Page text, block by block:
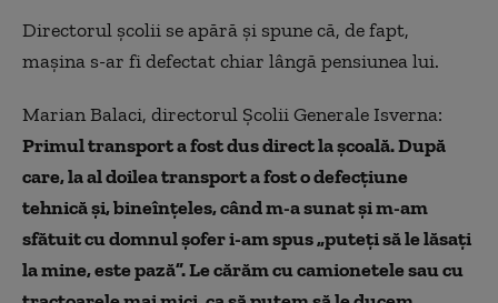
Directorul școlii se apără și spune că, de fapt,
mașina s-ar fi defectat chiar lângă pensiunea lui.
Marian Balaci, directorul Școlii Generale Isverna:
Primul transport a fost dus direct la școală. După
care, la al doilea transport a fost o defecțiune
tehnică și, bineînțeles, când m-a sunat și m-am
sfătuit cu domnul șofer i-am spus „puteți să le lăsați
la mine, este pază”. Le cărăm cu camionetele sau cu